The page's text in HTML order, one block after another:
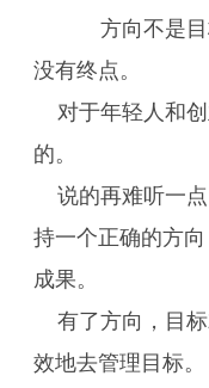
方向不是目
没有终点。
对于年轻人和
的。
说的再难听一
持一个正确的方
成果。
有了方向，目
效地去管理目标。